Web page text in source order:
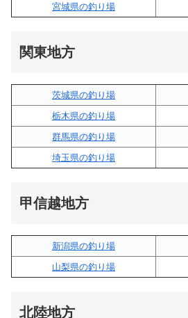
宮城県の釣り場
関東地方
茨城県の釣り場
栃木県の釣り場
群馬県の釣り場
埼玉県の釣り場
甲信越地方
新潟県の釣り場
山梨県の釣り場
北陸地方